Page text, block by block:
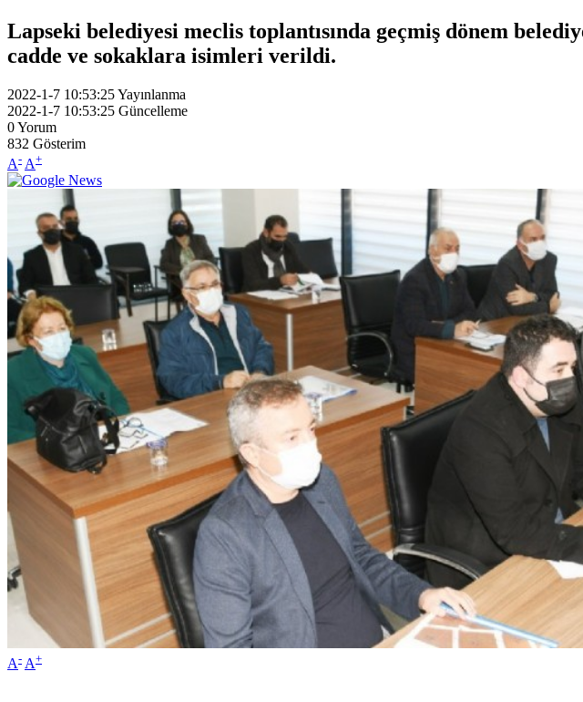
Lapseki belediyesi meclis toplantısında geçmiş dönem
cadde ve sokaklara isimleri verildi.
2022-1-7 10:53:25Yayınlanma
2022-1-7 10:53:25 Güncelleme
0Yorum
832 Gösterim
A- A+
A- A+